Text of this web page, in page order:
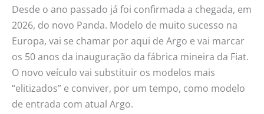
Desde o ano passado já foi confirmada a chegada, em
2026, do novo Panda. Modelo de muito sucesso na
Europa, vai se chamar por aqui de Argo e vai marcar
os 50 anos da inauguração da fábrica mineira da Fiat.
O novo veículo vai substituir os modelos mais
“elitizados” e conviver, por um tempo, como modelo
de entrada com atual Argo.